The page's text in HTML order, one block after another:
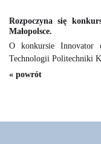
Rozpoczyna się
Małopolsce.
O konkursie Innovator
Technologii Politechniki
« powrót